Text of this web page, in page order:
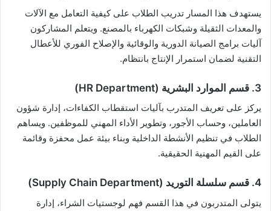
يستهدف هذا المسار تدريب الطلاب على كيفية التعامل مع الآلات
والمعدات الثقيلة وشبكات الكهرباء بالمصنع. ويتعلم المشاركون
آليات برامج الصيانة الدورية والوقائية والإصلاح الفوري للأعطال
التقنية لضمان استمرار الإنتاج بانتظام.
3. قسم الموارد البشرية (HR Department)
يركز على تعريف المتدرب بآليات استقطاب الكفاءات، إدارة شؤون
العاملين، وحساب الأجور، وتطوير الأداء المهني للموظفين. ويساهم
الطلاب في تنظيم الأنشطة الداخلية وبناء بيئة عمل محفزة وقائمة
على القيم المهنية الحقيقية.
4. قسم سلسلة التوريد (Supply Chain Department)
يتولى المتدربون في هذا القسم فهم لوجستيات الشراء، إدارة